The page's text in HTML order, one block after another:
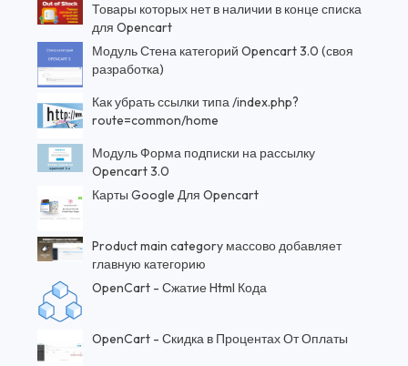
Товары которых нет в наличии в конце списка
для Opencart
Модуль Стена категорий Opencart 3.0 (своя
разработка)
Как убрать ссылки типа /index.php?
route=common/home
Модуль Форма подписки на рассылку
Opencart 3.0
Карты Google Для Opencart
Product main category массово добавляет
главную категорию
OpenCart - Сжатие Html Кода
OpenCart - Скидка в Процентах От Оплаты